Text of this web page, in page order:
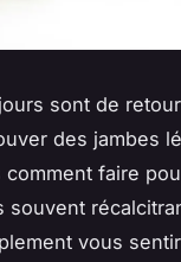
sont de
des jambes
faire
souvent
vous